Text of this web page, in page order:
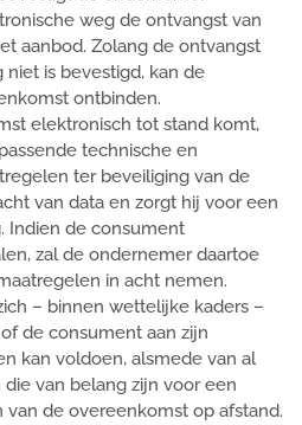
weg de ontvangst van
aanbod. Zolang de ontvangst
niet is bevestigd, kan de
ontbinden.
elektronisch tot stand komt,
technische en
ter beveiliging van de
van data en zorgt hij voor een
Indien de consument
zal de ondernemer daartoe
in acht nemen.
– binnen wettelijke kaders –
de consument aan zijn
kan voldoen, alsmede van al
van belang zijn voor een
van de overeenkomst op afstand.